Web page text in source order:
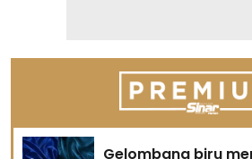
Gelombang biru